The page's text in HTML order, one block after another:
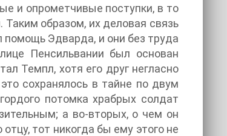
и опрометчивые поступки, в то
Таким образом, их деловая связь
Эдварда, и они без труда
Пенсильвании был основан
Темпл, хотя его друг негласно
сохранялось в тайне по двум
потомка храбрых солдат
а во-вторых, о чем он
тот никогда бы ему этого не